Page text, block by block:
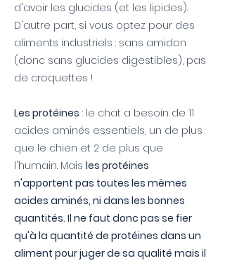
d'avoir les glucides (et les lipides).
D'autre part, si vous optez pour des
aliments industriels : sans amidon
(donc sans glucides digestibles), pas
de croquettes !
Les protéines : le chat a besoin de 11
acides aminés essentiels, un de plus
que le chien et 2 de plus que
l'humain. Mais les protéines
n'apportent pas toutes les mêmes
acides aminés, ni dans les bonnes
quantités. Il ne faut donc pas se fier
qu'à la quantité de protéines dans un
aliment pour juger de sa qualité mais il